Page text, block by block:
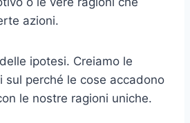
azioni.
ipotesi. Creiamo le
sul perché le cose accadono
le nostre ragioni uniche.